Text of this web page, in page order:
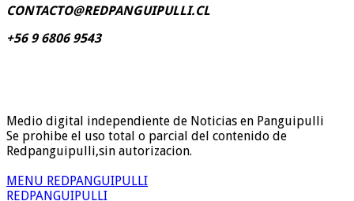
CONTACTO@REDPANGUIPULLI.CL
+56 9 6806 9543
Medio digital independiente de Noticias en Panguipulli
Se prohibe el uso total o parcial del contenido de
Redpanguipulli,sin autorizacion.
MENU REDPANGUIPULLI
REDPANGUIPULLI